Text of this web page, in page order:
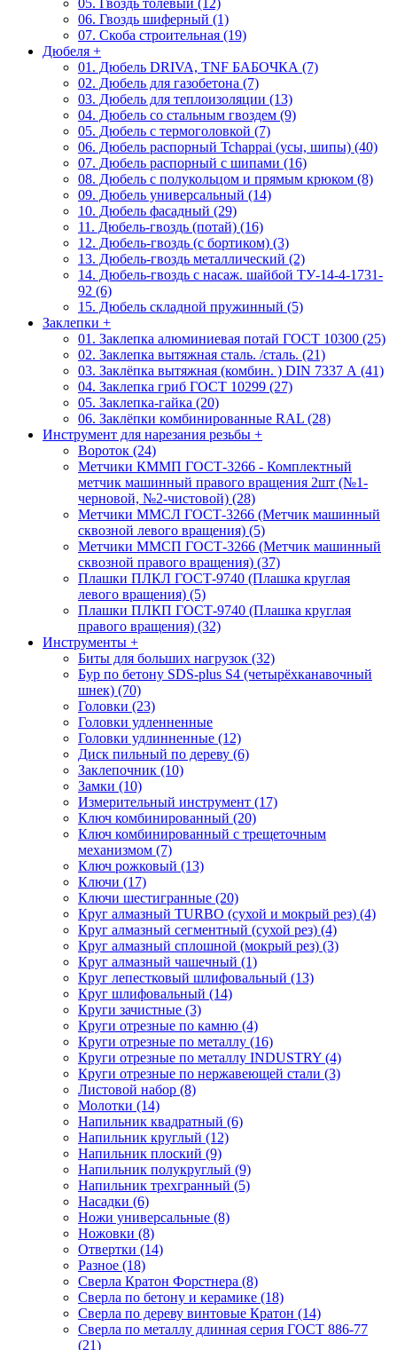
05. Гвоздь толевый (12)
06. Гвоздь шиферный (1)
07. Скоба строительная (19)
Дюбеля +
01. Дюбель DRIVA, TNF БАБОЧКА (7)
02. Дюбель для газобетона (7)
03. Дюбель для теплоизоляции (13)
04. Дюбель со стальным гвоздем (9)
05. Дюбель с термоголовкой (7)
06. Дюбель распорный Tchappai (усы, шипы) (40)
07. Дюбель распорный с шипами (16)
08. Дюбель с полукольцом и прямым крюком (8)
09. Дюбель универсальный (14)
10. Дюбель фасадный (29)
11. Дюбель-гвоздь (потай) (16)
12. Дюбель-гвоздь (с бортиком) (3)
13. Дюбель-гвоздь металлический (2)
14. Дюбель-гвоздь с насаж. шайбой ТУ-14-4-1731-
92 (6)
15. Дюбель складной пружинный (5)
Заклепки +
01. Заклепка алюминиевая потай ГОСТ 10300 (25)
02. Заклепка вытяжная сталь. /сталь. (21)
03. Заклёпка вытяжная (комбин. ) DIN 7337 А (41)
04. Заклепка гриб ГОСТ 10299 (27)
05. Заклепка-гайка (20)
06. Заклёпки комбинированные RAL (28)
Инструмент для нарезания резьбы +
Вороток (24)
Метчики КММП ГОСТ-3266 - Комплектный
метчик машинный правого вращения 2шт (№1-
черновой, №2-чистовой) (28)
Метчики ММСЛ ГОСТ-3266 (Метчик машинный
сквозной левого вращения) (5)
Метчики ММСП ГОСТ-3266 (Метчик машинный
сквозной правого вращения) (37)
Плашки ПЛКЛ ГОСТ-9740 (Плашка круглая
левого вращения) (5)
Плашки ПЛКП ГОСТ-9740 (Плашка круглая
правого вращения) (32)
Инструменты +
Биты для больших нагрузок (32)
Бур по бетону SDS-plus S4 (четырёхканавочный
шнек) (70)
Головки (23)
Головки удленненные
Головки удлинненные (12)
Диск пильный по дереву (6)
Заклепочник (10)
Замки (10)
Измерительный инструмент (17)
Ключ комбинированный (20)
Ключ комбинированный с трещеточным
механизмом (7)
Ключ рожковый (13)
Ключи (17)
Ключи шестигранные (20)
Круг алмазный TURBO (сухой и мокрый рез) (4)
Круг алмазный сегментный (сухой рез) (4)
Круг алмазный сплошной (мокрый рез) (3)
Круг алмазный чашечный (1)
Круг лепестковый шлифовальный (13)
Круг шлифовальный (14)
Круги зачистные (3)
Круги отрезные по камню (4)
Круги отрезные по металлу (16)
Круги отрезные по металлу INDUSTRY (4)
Круги отрезные по нержавеющей стали (3)
Листовой набор (8)
Молотки (14)
Напильник квадратный (6)
Напильник круглый (12)
Напильник плоский (9)
Напильник полукруглый (9)
Напильник трехгранный (5)
Насадки (6)
Ножи универсальные (8)
Ножовки (8)
Отвертки (14)
Разное (18)
Сверла Кратон Форстнера (8)
Сверла по бетону и керамике (18)
Сверла по дереву винтовые Кратон (14)
Сверла по металлу длинная серия ГОСТ 886-77
(21)